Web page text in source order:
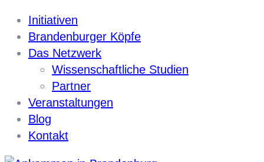
Initiativen
Brandenburger Köpfe
Das Netzwerk
Wissenschaftliche Studien
Partner
Veranstaltungen
Blog
Kontakt